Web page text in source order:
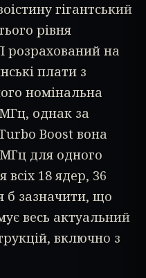
гігантський
рівня
розрахований на
плати з
номінальна
однак за
Boost вона
для одного
18 ядер, 36
б зазначити, що
весь актуальний
включно з